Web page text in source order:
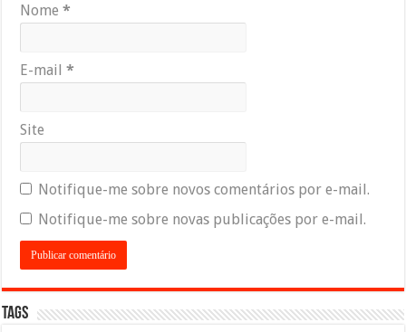
Nome*
E-mail*
Site
Notifique-me sobre novos comentários por e-mail.
Notifique-me sobre novas publicações por e-mail.
Tags